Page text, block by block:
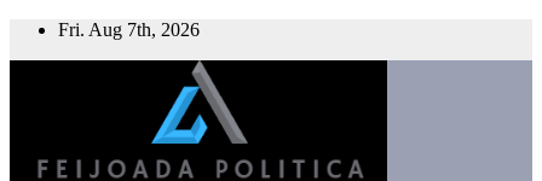
Skip
Fri. Aug 7th, 2026